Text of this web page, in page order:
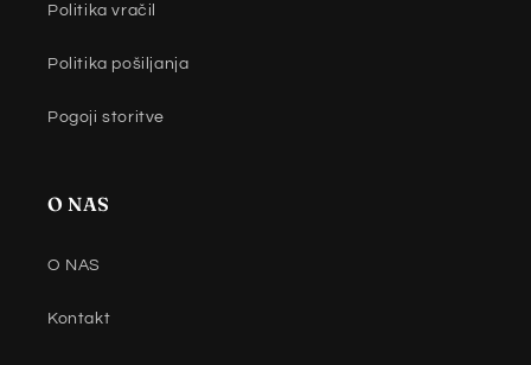
Politika vračil
Politika pošiljanja
Pogoji storitve
O NAS
O NAS
Kontakt